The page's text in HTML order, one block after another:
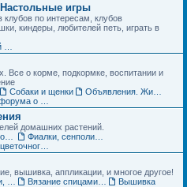
игры
по интересам, клубов
киндеры, любителей петь, играть в
Все о корме, подкормке, воспитании и
Собаки и щенки
домашних растений.
вышивка, аппликации, и многое другое!
Вышивка